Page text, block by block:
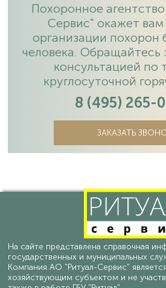
Похоронное
Сервис" окажет
организации похорон
человека. Обращайтесь
консультацией по
круглосуточной
8 (495) 265-
ЗАКАЗАТЬ
На сайте представлена справочная
государственных и муниципальных
Компания АО "Ритуал-Сервис"
хозяйствующим субъектом и не